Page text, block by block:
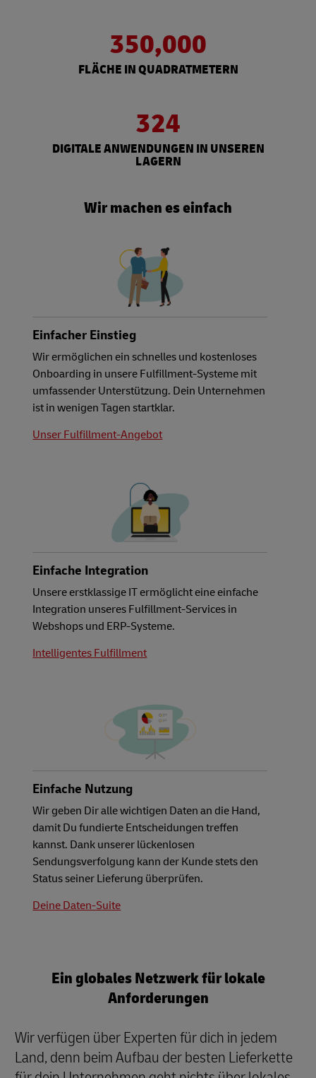
350,000
FLÄCHE IN QUADRATMETERN
324
DIGITALE ANWENDUNGEN IN UNSEREN
LAGERN
Wir machen es einfach
Einfacher Einstieg
Wir ermöglichen ein schnelles und kostenloses
Onboarding in unsere Fulfillment-Systeme mit
umfassender Unterstützung. Dein Unternehmen
ist in wenigen Tagen startklar.
Unser Fulfillment-Angebot
Einfache Integration
Unsere erstklassige IT ermöglicht eine einfache
Integration unseres Fulfillment-Services in
Webshops und ERP-Systeme.
Intelligentes Fulfillment
Einfache Nutzung
Wir geben Dir alle wichtigen Daten an die Hand,
damit Du fundierte Entscheidungen treffen
kannst. Dank unserer lückenlosen
Sendungsverfolgung kann der Kunde stets den
Status seiner Lieferung überprüfen.
Deine Daten-Suite
Ein globales Netzwerk für lokale
Anforderungen
Wir verfügen über Experten für dich in jedem
Land, denn beim Aufbau der besten Lieferkette